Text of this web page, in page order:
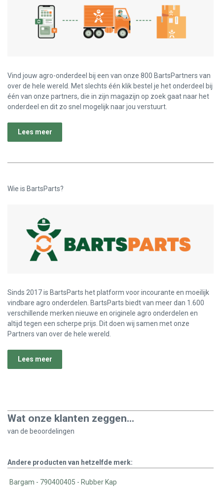
Vind jouw agro-onderdeel bij een van onze 800 BartsPartners van
over de hele wereld. Met slechts één klik bestel je het onderdeel bij
één van onze partners, die in zijn magazijn op zoek gaat naar het
onderdeel en dit zo snel mogelijk naar jou verstuurt.
Lees meer
Wie is BartsParts?
Sinds 2017 is BartsParts het platform voor incourante en moeilijk
vindbare agro onderdelen. BartsParts biedt van meer dan 1.600
verschillende merken nieuwe en originele agro onderdelen en
altijd tegen een scherpe prijs. Dit doen wij samen met onze
Partners van over de hele wereld.
Lees meer
Wat onze klanten zeggen...
van de beoordelingen
Andere producten van hetzelfde merk:
Bargam - 790400405 - Rubber Kap